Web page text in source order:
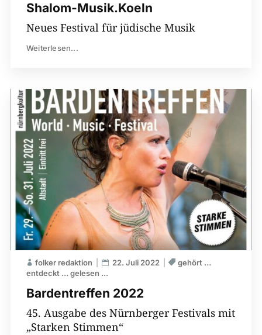
Shalom-Musik.Koeln
Neues Festival für jüdische Musik
Weiterlesen...
Bardentreffen 2022
folker redaktion 22. Juli 2022
gehört …
entdeckt … gelesen ...
45. Ausgabe des Nürnberger Festivals mit
„Starken Stimmen“